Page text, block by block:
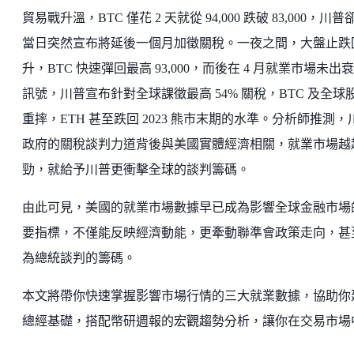
貿易戰升溫，BTC 僅花 2 天就從 94,000 跌破 83,000，川普
當日突然宣布將延後一個月加徵關稅。一夜之間，大盤止跌
升，BTC 快速彈回最高 93,000，而後在 4 月就業市場未出
訊號，川普宣布針對全球課徵最高 54% 關稅，BTC 及全球
重摔，ETH 甚至跌回 2023 熊市末期的水準。分析師推測，
政府的關稅談判力道背後與美國實體經濟相關，就業市場越
勁，就給予川普更衝擊全球的談判籌碼。
由此可見，美國的就業市場數據早已成為影響全球金融市場
要指標，不僅能反映經濟動能，更牽動聯準會政策走向，甚
為總統談判的籌碼。
本文將帶你快速掌握影響市場行情的三大就業數據，協助你
總經基礎，搭配幣研週報的宏觀趨勢分析，讓你在交易市場